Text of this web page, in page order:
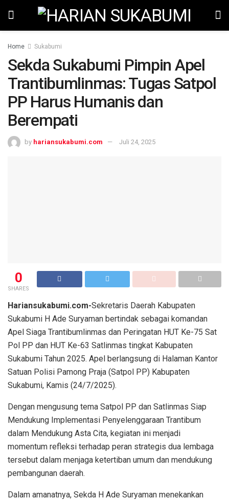
Home Sukabumi
Sekda Sukabumi Pimpin Apel
Trantibumlinmas: Tugas Satpol
PP Harus Humanis dan
Berempati
by hariansukabumi.com Juli 24, 2025
0
SHARES
Hariansukabumi.com-Sekretaris Daerah Kabupaten
Sukabumi H Ade Suryaman bertindak sebagai komandan
Apel Siaga Trantibumlinmas dan Peringatan HUT Ke-75 Sat
Pol PP dan HUT Ke-63 Satlinmas tingkat Kabupaten
Sukabumi Tahun 2025. Apel berlangsung di Halaman Kantor
Satuan Polisi Pamong Praja (Satpol PP) Kabupaten
Sukabumi, Kamis (24/7/2025).
Dengan mengusung tema Satpol PP dan Satlinmas Siap
Mendukung Implementasi Penyelenggaraan Trantibum
dalam Mendukung Asta Cita, kegiatan ini menjadi
momentum refleksi terhadap peran strategis dua lembaga
tersebut dalam menjaga ketertiban umum dan mendukung
pembangunan daerah.
Dalam amanatnya, Sekda H Ade Suryaman menekankan